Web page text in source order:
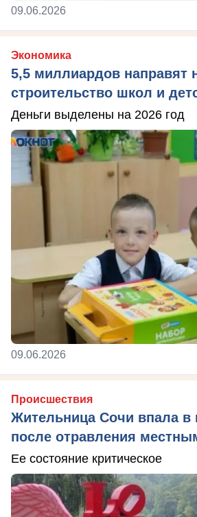
09.06.2026
Экономика
5,5 миллиардов направят
строительство школ и
Деньги выделены на 2026 год
09.06.2026
Происшествия
Жительница Сочи впала в
после отравления
Ее состояние критическое